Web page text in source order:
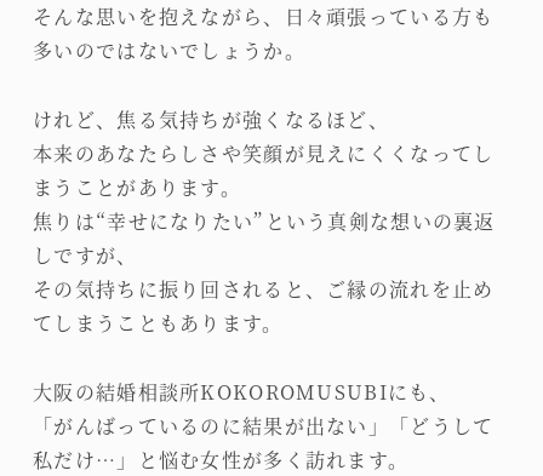
そんな思いを抱えながら、日々頑張っている方も
多いのではないでしょうか。
けれど、焦る気持ちが強くなるほど、
本来のあなたらしさや笑顔が見えにくくなってし
まうことがあります。
焦りは“幸せになりたい”という真剣な想いの裏返
しですが、
その気持ちに振り回されると、ご縁の流れを止め
てしまうこともあります。
大阪の結婚相談所KOKOROMUSUBIにも、
「がんばっているのに結果が出ない」「どうして
私だけ…」と悩む女性が多く訪れます。